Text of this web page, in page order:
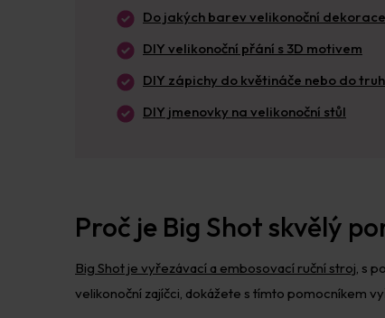
Do jakých barev velikonoční
DIY velikonoční přání s 3D motivem
DIY zápichy do květináče nebo do
DIY jmenovky na velikonoční stůl
Proč je Big Shot skvělý
Big Shot je vyřezávací a embosovací ruční stroj, s
velikonoční zajíčci, dokážete s tímto pomocníkem